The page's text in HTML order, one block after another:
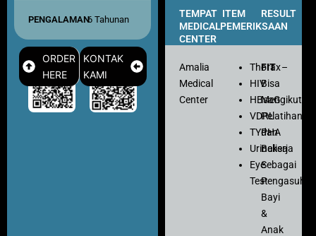
PENGALAMAN: 6 Tahunan
ORDER
HERE
KONTAK
KAMI
TEMPAT
MEDICAL
CENTER
ITEM
PEMERIKSAAN
RESULT
Amalia
Medical
Center
Thorax
HIV
HBsaG
VDRL
TYPHA
Urinalisa
Eye
Test
FIT–
Bisa
Mengikuti
Pelatihan
dan
Bekerja
Sebagai
Pengasuh
Bayi
&
Anak